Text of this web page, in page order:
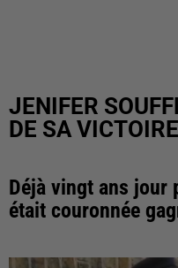
JENIFER
DE SA
Déjà vingt ans jour
était couronnée